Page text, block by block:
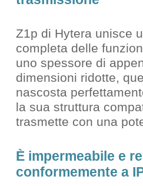
Z1p di Hytera unisce
completa delle
uno spessore di
dimensioni ridotte,
nascosta
la sua struttura
trasmette con una
È impermeabile e
conformemente a